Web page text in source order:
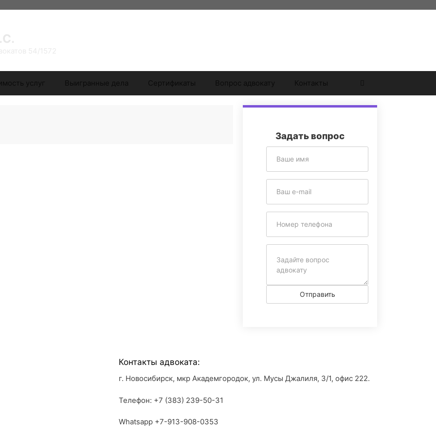
услуг Выигранные дела Сертификаты Вопрос адвокату Контакты
Задать вопрос
Отправить
Контакты адвоката:
г. Новосибирск, мкр Академгородок, ул. Мусы Джалиля, 3/1, офис 222.
Телефон: +7 (383) 239-50-31
Whatsapp +7-913-908-0353